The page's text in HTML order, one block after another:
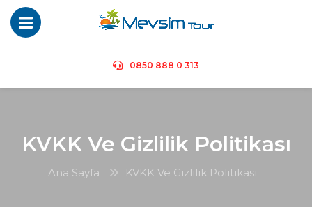
0850 888 0 313
KVKK Ve Gizlilik Politikası
Ana Sayfa KVKK Ve Gizlilik Politikası